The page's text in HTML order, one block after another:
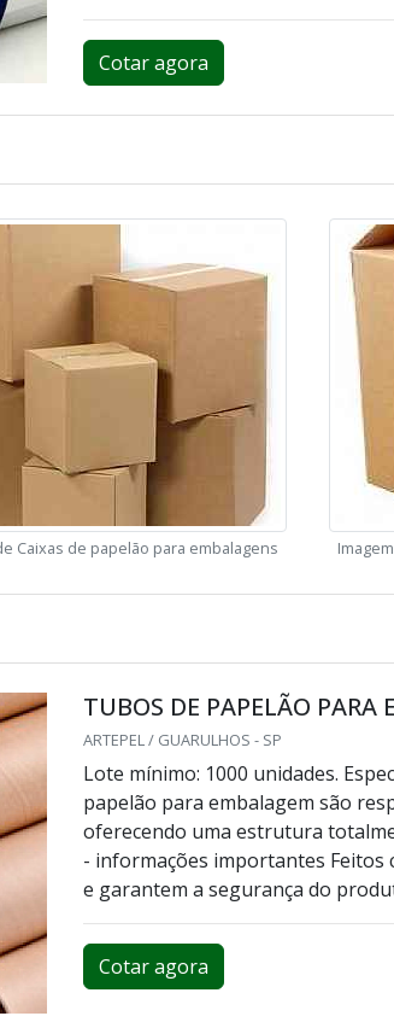
Cotar agora
Caixas de papelão para embalagens
TUBOS DE PAPELÃO PARA
ARTEPEL / GUARULHOS - SP
Lote mínimo: 1000 unidades.
papelão para embalagem são
oferecendo uma estrutura
- informações importantes Feitos
e garantem a segurança do
Cotar agora